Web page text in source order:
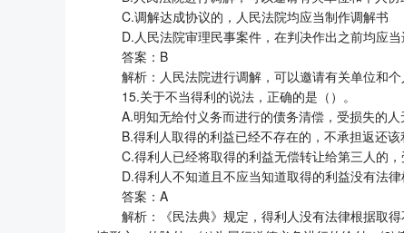
C.调解达成协议的，人民法院均应当制作调解书
D.人民法院审理民事案件，在判决作出之前均应
答案：B
解析：人民法院进行调解，可以邀请有关单位和
15.关于不当得利的说法，正确的是（）。
A.明知无给付义务而进行的债务清偿，受损失的
B.得利人取得的利益已经不存在的，不承担返还
C.得利人已经将取得的利益无偿转让给第三人的
D.得利人不知道且不应当知道取得的利益没有法
答案：A
解析：《民法典》规定，得利人没有法律根据取